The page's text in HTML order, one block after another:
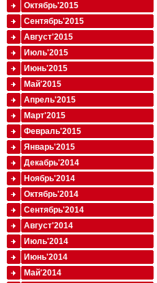
Октябрь'2015
Сентябрь'2015
Август'2015
Июль'2015
Июнь'2015
Май'2015
Апрель'2015
Март'2015
Февраль'2015
Январь'2015
Декабрь'2014
Ноябрь'2014
Октябрь'2014
Сентябрь'2014
Август'2014
Июль'2014
Июнь'2014
Май'2014